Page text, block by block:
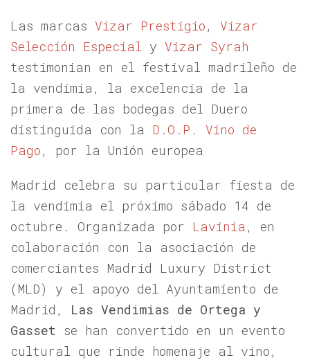
Las marcas Vizar Prestigio , Vizar
Selección Especial
y Vizar Syrah
testimonian en el festival madrileño de
la vendimia, la excelencia de la
primera de las bodegas del Duero
distinguida con la D.O.P. Vino de
Pago , por la Unión europea
Madrid celebra su particular fiesta de
la vendimia el próximo sábado 14 de
octubre. Organizada por Lavinia , en
colaboración con la asociación de
comerciantes Madrid Luxury District
(MLD) y el apoyo del Ayuntamiento de
Madrid, Las Vendimias de Ortega y
Gasset se han convertido en un evento
cultural que rinde homenaje al vino,